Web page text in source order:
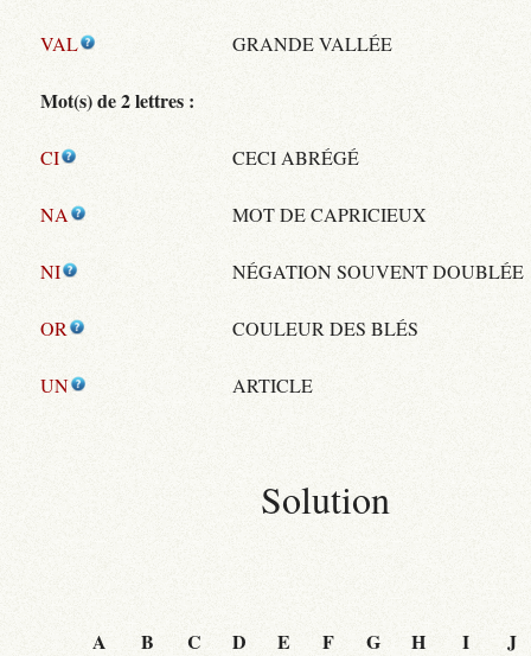
VAL GRANDE VALLÉE
Mot(s) de 2 lettres :
CI CECI ABRÉGÉ
NA MOT DE CAPRICIEUX
NI NÉGATION SOUVENT DOUBLÉE
OR COULEUR DES BLÉS
UN ARTICLE
Solution
A B C D E F G H I J